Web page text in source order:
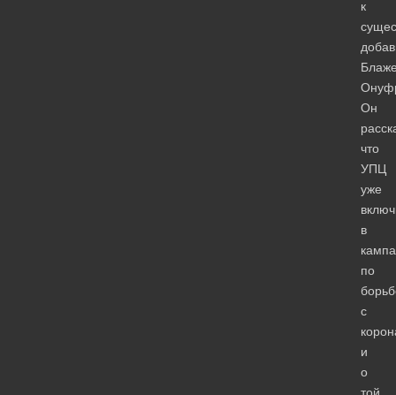
к
Он
что
УПЦ
уже
в
по
с
и
о
той